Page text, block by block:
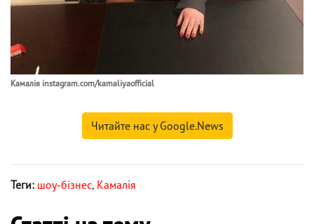
Камалія instagram.com/kamaliyaofficial
Читайте нас у Google.News
Теги: шоу-бізнес, Камалія